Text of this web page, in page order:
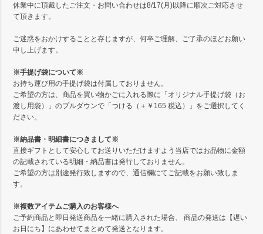
休業中に頂戴したご注文・お問い合わせは8/17(月)以降に順次ご対応させ
て頂きます。
ご迷惑をおかけすることと存じますが、何卒ご理解、ご了承のほどお願い
申し上げます。
※手提げ袋について※
お持ち運び用の手提げ袋は付属しておりません。
ご希望の方は、商品を買い物かごに入れる際に「オリジナル手提げ袋（お
渡し用袋）」のプルダウンで「つける（＋￥165 税込）」をご選択してく
ださい。
※納品書・明細書につきまして※
直接ギフトとして安心してお送りいただけますよう当店ではお品物に金額
の記載されている明細・納品書は発行しておりません。
ご希望の方は別途発行致しますので、通信欄にてご記載をお願い致しま
す。
※複数アイテムご購入のお客様へ
ご予約商品と即日発送商品を一緒に購入された場合、 商品の発送は【遅い
お日にち】にあわせてまとめて発送となります。